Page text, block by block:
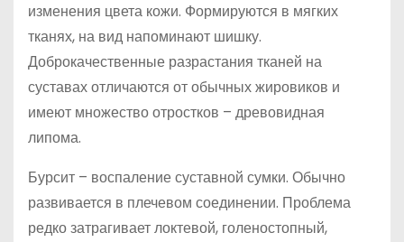
изменения цвета кожи. Формируются в мягких
тканях, на вид напоминают шишку.
Доброкачественные разрастания тканей на
суставах отличаются от обычных жировиков и
имеют множество отростков – древовидная
липома.
Бурсит – воспаление суставной сумки. Обычно
развивается в плечевом соединении. Проблема
редко затрагивает локтевой, голеностопный,